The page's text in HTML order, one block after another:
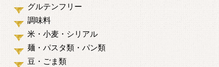
グルテンフリー
調味料
米・小麦・シリアル
麺・パスタ類・パン類
豆・ごま類